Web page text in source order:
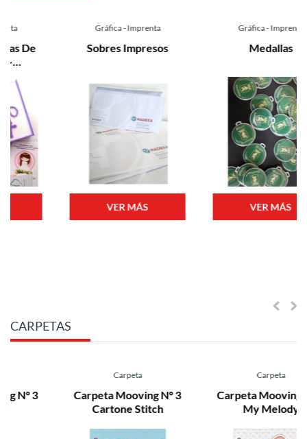
Gráfica - Imprenta
Sobres Impresos
Gráfica - Imprenta
Medallas
CARPETAS
Carpeta Mooving Nº 3
Cartone Stitch
Carpeta Mooving Nº 3
My Melody